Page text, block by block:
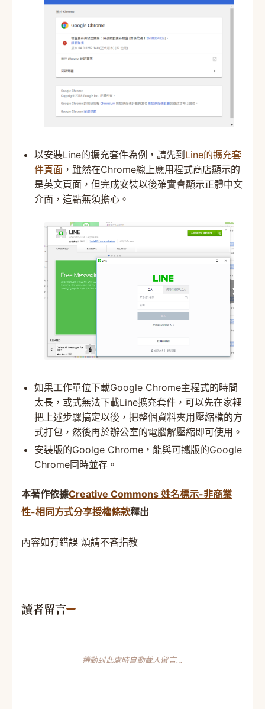
以安裝Line的擴充套件為例，請先到 Line的擴充套
件頁面 ，雖然在Chrome線上應用程式商店顯示的
是英文頁面，但完成安裝以後確實會顯示正體中文
介面，這點無須擔心。
如果工作單位下載Google Chrome主程式的時間
太長，或式無法下載Line擴充套件，可以先在家裡
把上述步驟搞定以後，把整個資料夾用壓縮檔的方
式打包，然後再於辦公室的電腦解壓縮即可使用。
安裝版的Goolge Chrome，能與可攜版的Google
Chrome同時並存。
本著作依據Creative Commons 姓名標示-非商業
性-相同方式分享授權條款釋出
內容如有錯誤 煩請不吝指教
讀者留言
捲動到此處時自動載入留言…